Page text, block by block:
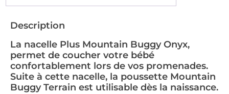
Description
La nacelle Plus Mountain Buggy Onyx,
permet de coucher votre bébé
confortablement lors de vos promenades.
Suite à cette nacelle, la poussette Mountain
Buggy Terrain est utilisable dès la naissance.